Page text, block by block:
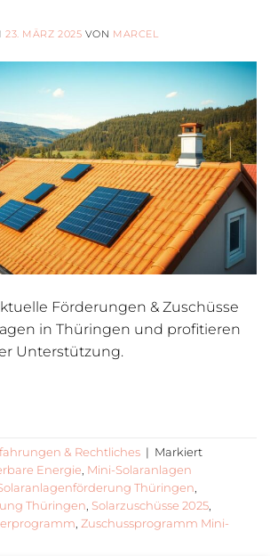
23. MÄRZ 2025 VON MARCEL
Förderungen & Zuschüsse
in Thüringen und profitieren
Unterstützung.
& Rechtliches | Markiert
Energie Mini-Solaranlagen
Thüringen
Thüringen Solarzuschüsse 2025
Zuschussprogramm Mini-